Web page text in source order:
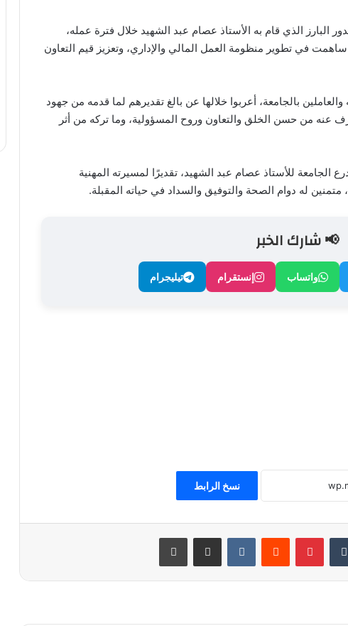
البارز الذي قام به الأستاذ عصام عبد الشهيد خلال فترة عمله،
ساهمت في تطوير منظومة العمل المالي والإداري، وتعزيز قيم التعاون
بالجامعة، أعربوا خلالها عن بالغ تقديرهم لما قدمه من جهود
من حسن الخلق والتعاون وروح المسؤولية، وما تركه من أثر
الجامعة للأستاذ عصام عبد الشهيد، تقديرًا لمسيرته المهنية
له دوام الصحة والتوفيق والسداد في حياته المقبلة.
📢 شارك الخبر
واتساب إنستقرام تيليجرام
نسخ الرابط
بينتيريست مشاركة عبر البريد طباعة